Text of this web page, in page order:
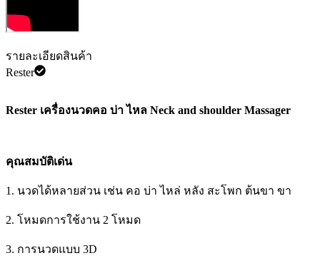
รายละเอียดสินค้า
Rester
Rester เครื่องนวดคอ บ่า ไหล Neck and shoulder Massager
คุณสมบัติเด่น
1. นวดได้หลายส่วน เช่น คอ บ่า ไหล่ หลัง สะโพก ต้นขา ขา
2. โหมดการใช้งาน 2 โหมด
3. การนวดแบบ 3D